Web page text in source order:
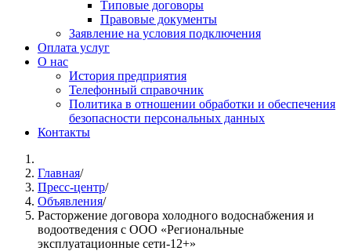
Типовые договоры
Правовые документы
Заявление на условия подключения
Оплата услуг
О нас
История предприятия
Телефонный справочник
Политика в отношении обработки и обеспечения
безопасности персональных данных
Контакты
Главная/
Пресс-центр/
Объявления/
Расторжение договора холодного водоснабжения и
водоотведения с ООО «Региональные
эксплуатационные сети-12+»